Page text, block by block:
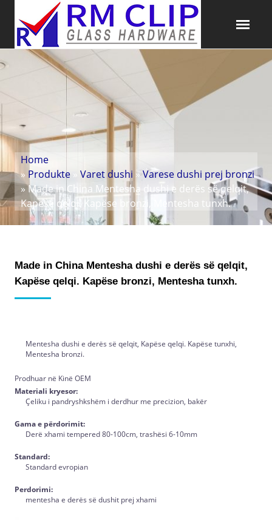
Home
» Produkte» Varet dushi »Varese dushi prej bronzi
» Made in China Mentesha dushi e derës së qelqit,
Kapëse qelqi. Kapëse bronzi, Mentesha tunxh.
Made in China Mentesha dushi e derës së qelqit,
Kapëse qelqi. Kapëse bronzi, Mentesha tunxh.
Mentesha dushi e derës së qelqit, Kapëse qelqi. Kapëse tunxhi,
Mentesha bronzi.
Prodhuar në Kinë OEM
Materiali kryesor:
Çeliku i pandryshkshëm i derdhur me precizion, bakër
Gama e përdorimit:
Derë xhami tempered 80-100cm, trashësi 6-10mm
Standard:
Standard evropian
Perdorimi:
mentesha e derës së dushit prej xhami